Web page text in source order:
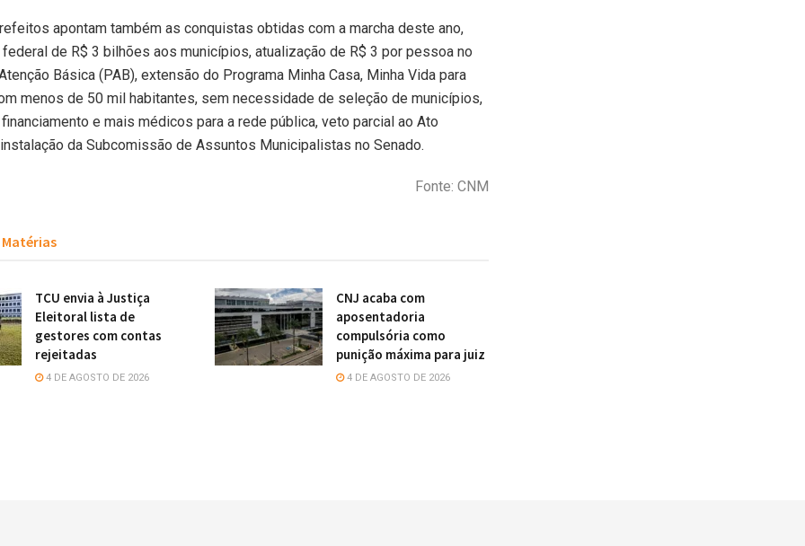
apontam também as conquistas obtidas com a marcha deste ano,
de R$ 3 bilhões aos municípios, atualização de R$ 3 por pessoa no
Básica (PAB), extensão do Programa Minha Casa, Minha Vida para
menos de 50 mil habitantes, sem necessidade de seleção de municípios,
e mais médicos para a rede pública, veto parcial ao Ato
da Subcomissão de Assuntos Municipalistas no Senado.
Fonte: CNM
Matérias
TCU envia à Justiça
Eleitoral lista de
gestores com contas
rejeitadas
4 DE AGOSTO DE 2026
CNJ acaba com
aposentadoria
compulsória como
punição máxima para juiz
4 DE AGOSTO DE 2026